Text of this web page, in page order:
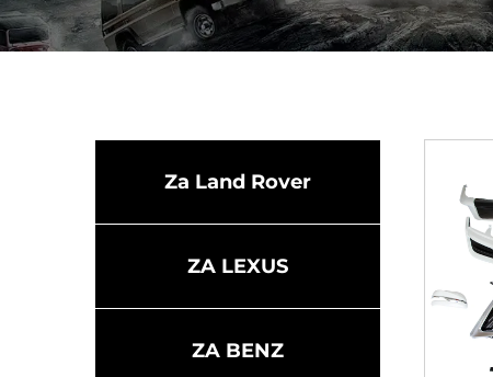
Za Land Rover
ZA LEXUS
ZA BENZ